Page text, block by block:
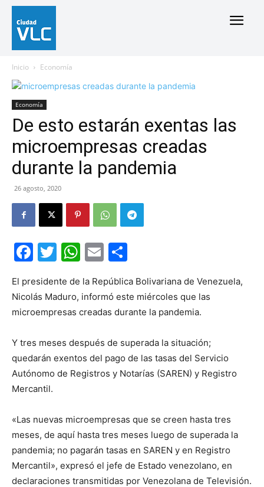
Inicio Economía
Economía
De esto estarán exentas las
microempresas creadas
durante la pandemia
26 agosto, 2020
Facebook
Twitter
WhatsApp
Email
El presidente de la República Bolivariana de Venezuela,
Nicolás Maduro, informó este miércoles que las
microempresas creadas durante la pandemia.
Y tres meses después de superada la situación;
quedarán exentos del pago de las tasas del Servicio
Autónomo de Registros y Notarías (SAREN) y Registro
Mercantil.
«Las nuevas microempresas que se creen hasta tres
meses, de aquí hasta tres meses luego de superada la
pandemia; no pagarán tasas en SAREN y en Registro
Mercantil», expresó el jefe de Estado venezolano, en
declaraciones transmitidas por Venezolana de Televisión.